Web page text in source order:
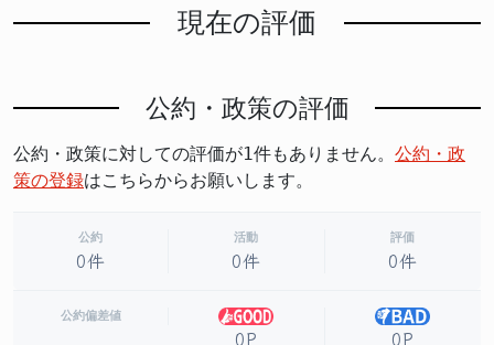
現在の評価
公約・政策の評価
公約・政策に対しての評価が1件もありません。 公約・政
策の登録はこちらからお願いします。
公約
0件
活動
0件
評価
0件
公約偏差値
0P 0P